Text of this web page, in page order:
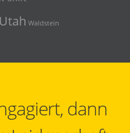
Utah Waldstein
dann